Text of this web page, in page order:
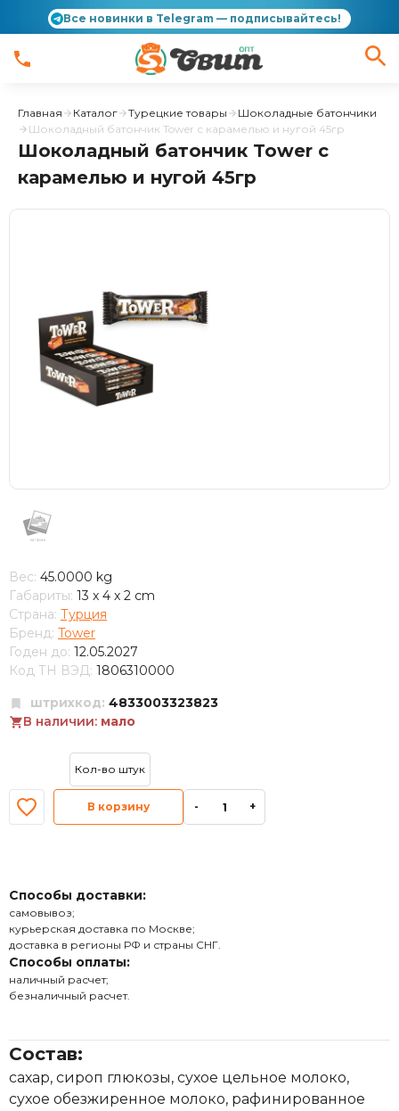
Все новинки в Telegram — подписывайтесь!
Главная Каталог Турецкие товары
Шоколадные батончики
Шоколадный батончик Tower с карамелью и нугой 45гр
Шоколадный батончик Tower с
карамелью и нугой 45гр
Вес: 45.0000 kg
Габариты: 13 x 4 x 2 cm
Страна: Турция
Бренд: Tower
Годен до: 12.05.2027
Код ТН ВЭД: 1806310000
штрихкод: 4833003323823
В наличии: мало
В корзину - +
Способы доставки:
самовывоз;
курьерская доставка по Москве;
доставка в регионы РФ и страны СНГ.
Способы оплаты:
наличный расчет;
безналичный расчет.
Состав:
сахар, сироп глюкозы, сухое цельное молоко,
сухое обезжиренное молоко, рафинированное